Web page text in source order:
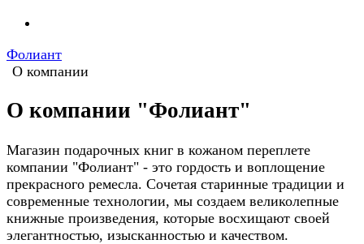
Фолиант
О компании
О компании "Фолиант"
Магазин подарочных книг в кожаном переплете
компании "Фолиант" - это гордость и воплощение
прекрасного ремесла. Сочетая старинные традиции и
современные технологии, мы создаем великолепные
книжные произведения, которые восхищают своей
элегантностью, изысканностью и качеством.